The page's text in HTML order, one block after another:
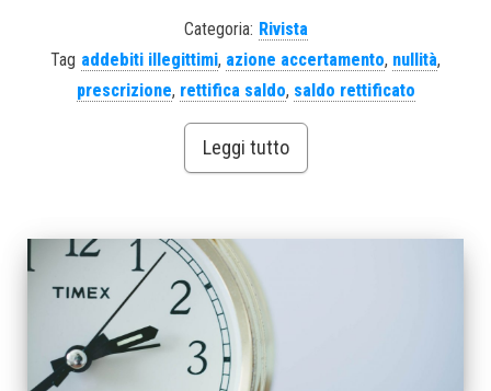
Categoria: Rivista
Tag addebiti illegittimi, azione accertamento, nullità,
prescrizione, rettifica saldo, saldo rettificato
Leggi tutto